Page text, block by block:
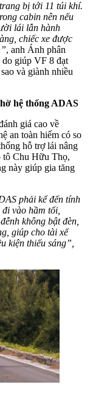
bị tới 11 túi khí.
cabin nên nếu
lái lẫn hành
chiếc xe được
, anh Ánh phân
giúp VF 8 đạt
và giành nhiều
hệ thống ADAS
giá cao về
an toàn hiếm có so
hỗ trợ lái nâng
tô Chu Hữu Thọ,
này giúp gia tăng
phải kể đến tính
vào hầm tối,
không bật đèn,
giúp cho tài xế
kiện thiếu sáng”,